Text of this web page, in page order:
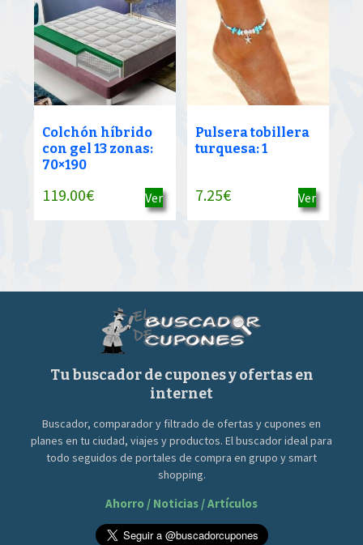
Colchón híbrido
con gel 13 zonas:
70×190
119.00€ Ver
Pulsera tobillera
turquesa: 1
7.25€ Ver
Tu buscador de cupones y ofertas en
internet
Buscador, comparador y filtrado de ofertas y cupones en
planes en tu ciudad, viajes y productos. El buscador ideal para
todo seguidos de portales de compra en grupo y smart
shopping.
Ahorro / Noticias / Artículos